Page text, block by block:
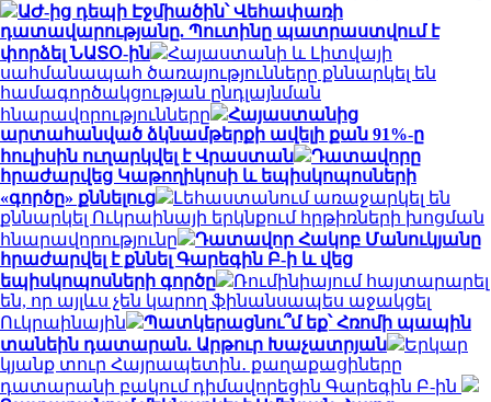
ԱԺ-ից դեպի Էջմիածին՝ Վեհափառի
դատավարությանը. Պուտինը պատրաստվում է
փորձել ՆԱՏՕ-ին
Հայաստանի և Լիտվայի
սահմանապահ ծառայությունները քննարկել են
համագործակցության ընդլայնման
հնարավորությունները
Հայաստանից
արտահանված ձկնամթերքի ավելի քան 91%-ը
հուլիսին ուղարկվել է Վրաստան
Դատավորը
հրաժարվեց Կաթողիկոսի և եպիսկոպոսների
«գործը» քննելուց
Լեհաստանում առաջարկել են
քննարկել Ուկրաինայի երկնքում հրթիռների խոցման
հնարավորությունը
Դատավոր Հակոբ Մանուկյանը
հրաժարվել է քննել Գարեգին Բ-ի և վեց
եպիսկոպոսների գործը
Ռումինիայում հայտարարել
են, որ այլևս չեն կարող ֆինանսապես աջակցել
Ուկրաինային
Պատկերացնու՞մ եք՝ Հռոմի պապին
տանեին դատարան. Արթուր Խաչատրյան
Երկար
կյանք տուր Հայրապետին․ քաղաքացիները
դատարանի բակում դիմավորեցին Գարեգին Բ-ին